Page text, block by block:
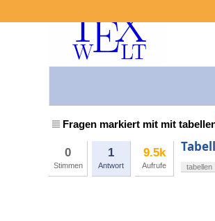
Fragen markiert mit mit
0
Stimmen
1
Antwort
9.5k
Aufrufe tabellen